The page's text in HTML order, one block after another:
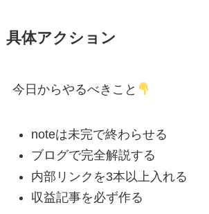
具体アクション
今日からやるべきこと
noteは未完で終わらせる
ブログで完全解説する
内部リンクを3本以上入れる
収益記事を必ず作る